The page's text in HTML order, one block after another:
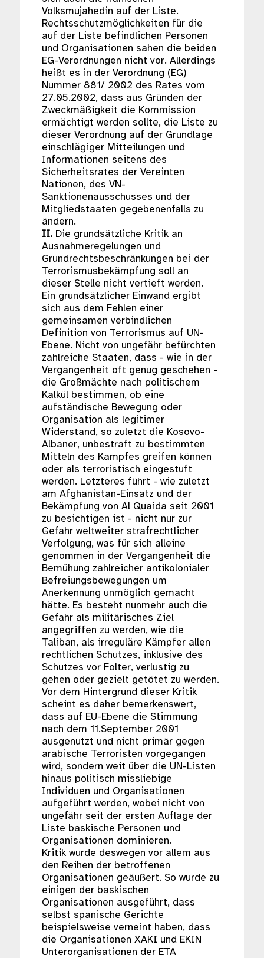
Volksmujahedin auf der Liste.
Rechtsschutzmöglichkeiten für die
auf der Liste befindlichen Personen
und Organisationen sahen die beiden
EG-Verordnungen nicht vor. Allerdings
heißt es in der Verordnung (EG)
Nummer 881/ 2002 des Rates vom
27.05.2002, dass aus Gründen der
Zweckmäßigkeit die Kommission
ermächtigt werden sollte, die Liste zu
dieser Verordnung auf der Grundlage
einschlägiger Mitteilungen und
Informationen seitens des
Sicherheitsrates der Vereinten
Nationen, des VN-
Sanktionenausschusses und der
Mitgliedstaaten gegebenenfalls zu
ändern.
II. Die grundsätzliche Kritik an
Ausnahmeregelungen und
Grundrechtsbeschränkungen bei der
Terrorismusbekämpfung soll an
dieser Stelle nicht vertieft werden.
Ein grundsätzlicher Einwand ergibt
sich aus dem Fehlen einer
gemeinsamen verbindlichen
Definition von Terrorismus auf UN-
Ebene. Nicht von ungefähr befürchten
zahlreiche Staaten, dass - wie in der
Vergangenheit oft genug geschehen -
die Großmächte nach politischem
Kalkül bestimmen, ob eine
aufständische Bewegung oder
Organisation als legitimer
Widerstand, so zuletzt die Kosovo-
Albaner, unbestraft zu bestimmten
Mitteln des Kampfes greifen können
oder als terroristisch eingestuft
werden. Letzteres führt - wie zuletzt
am Afghanistan-Einsatz und der
Bekämpfung von Al Quaida seit 2001
zu besichtigen ist - nicht nur zur
Gefahr weltweiter strafrechtlicher
Verfolgung, was für sich alleine
genommen in der Vergangenheit die
Bemühung zahlreicher antikolonialer
Befreiungsbewegungen um
Anerkennung unmöglich gemacht
hätte. Es besteht nunmehr auch die
Gefahr als militärisches Ziel
angegriffen zu werden, wie die
Taliban, als irreguläre Kämpfer allen
rechtlichen Schutzes, inklusive des
Schutzes vor Folter, verlustig zu
gehen oder gezielt getötet zu werden.
Vor dem Hintergrund dieser Kritik
scheint es daher bemerkenswert,
dass auf EU-Ebene die Stimmung
nach dem 11.September 2001
ausgenutzt und nicht primär gegen
arabische Terroristen vorgegangen
wird, sondern weit über die UN-Listen
hinaus politisch missliebige
Individuen und Organisationen
aufgeführt werden, wobei nicht von
ungefähr seit der ersten Auflage der
Liste baskische Personen und
Organisationen dominieren.
Kritik wurde deswegen vor allem aus
den Reihen der betroffenen
Organisationen geäußert. So wurde zu
einigen der baskischen
Organisationen ausgeführt, dass
selbst spanische Gerichte
beispielsweise verneint haben, dass
die Organisationen XAKI und EKIN
Unterorganisationen der ETA